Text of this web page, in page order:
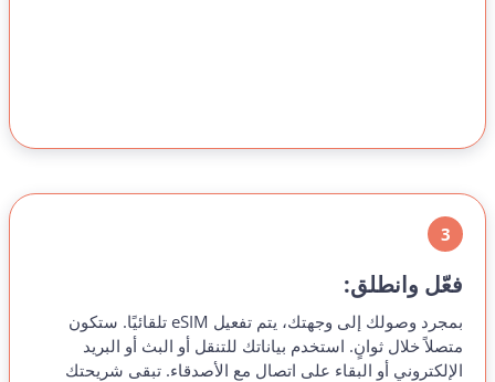
3
فعّل وانطلق:
بمجرد وصولك إلى وجهتك، يتم تفعيل eSIM تلقائيًا. ستكون
متصلاً خلال ثوانٍ. استخدم بياناتك للتنقل أو البث أو البريد
الإلكتروني أو البقاء على اتصال مع الأصدقاء. تبقى شريحتك